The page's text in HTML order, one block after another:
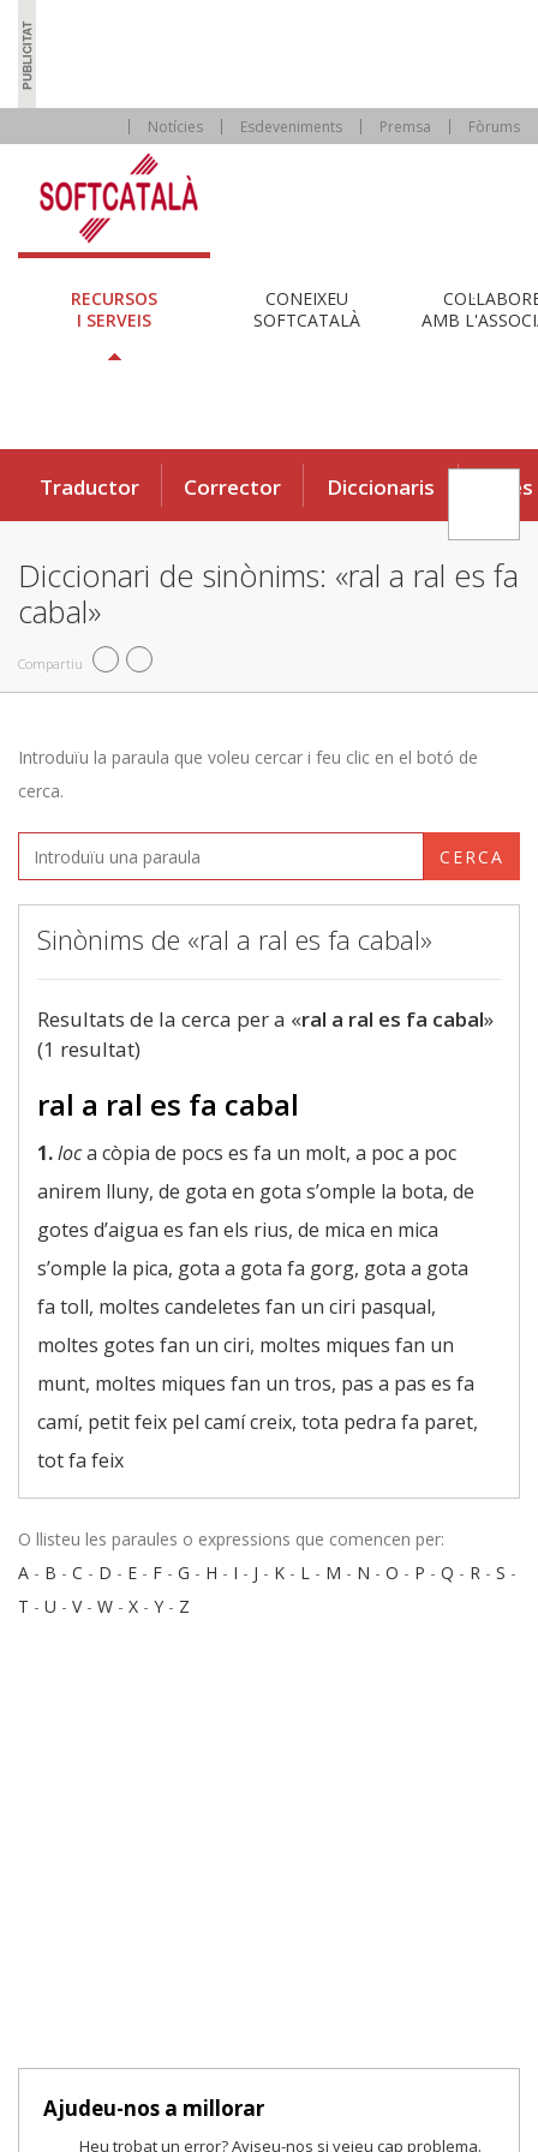
Notícies Esdeveniments Premsa Fòrums
RECURSOS
I SERVEIS
CONEIXEU
SOFTCATALÀ
AMB
Traductor Corrector Diccionaris Eines
Diccionari de sinònims: «ral a ral es fa
cabal»
Compartiu
Introduïu la paraula que voleu cercar i feu clic en el botó de
cerca.
CERCA
Sinònims de «ral a ral es fa cabal»
Resultats de la cerca per a «ral a ral es fa cabal»
(1 resultat)
ral a ral es fa cabal
1.loca còpia de pocs es fa un molt, a poc a poc
anirem lluny, de gota en gota s’omple la bota, de
gotes d’aigua es fan els rius, de mica en mica
s’omple la pica, gota a gota fa gorg, gota a gota
fa toll, moltes candeletes fan un ciri pasqual,
moltes gotes fan un ciri, moltes miques fan un
munt, moltes miques fan un tros, pas a pas es fa
camí, petit feix pel camí creix, tota pedra fa paret,
tot fa feix
O llisteu les paraules o expressions que comencen per:
A - B - C - D - E - F - G - H - I - J - K - L - M - N - O - P - Q - R - S -
T - U - V- W - X - Y - Z
Ajudeu-nos a millorar
Heu trobat un error? Aviseu-nos si veieu cap problema.